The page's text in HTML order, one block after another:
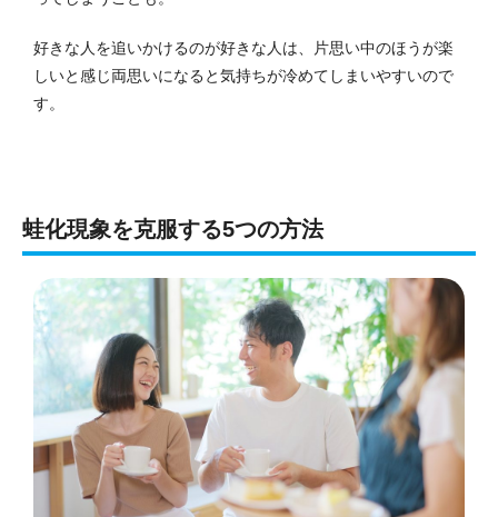
好きな人を追いかけるのが好きな人は、片思い中のほうが楽
しいと感じ両思いになると気持ちが冷めてしまいやすいので
す。
蛙化現象を克服する5つの方法